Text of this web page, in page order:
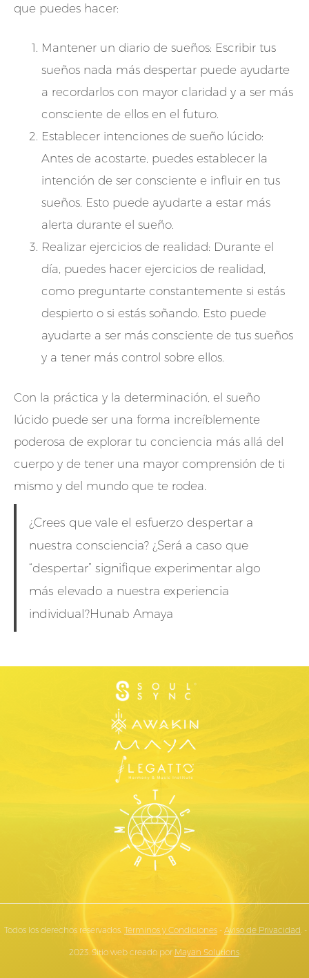
que puedes hacer:
Mantener un diario de sueños: Escribir tus
sueños nada más despertar puede ayudarte
a recordarlos con mayor claridad y a ser más
consciente de ellos en el futuro.
Establecer intenciones de sueño lúcido:
Antes de acostarte, puedes establecer la
intención de ser consciente e influir en tus
sueños. Esto puede ayudarte a estar más
alerta durante el sueño.
Realizar ejercicios de realidad: Durante el
día, puedes hacer ejercicios de realidad,
como preguntarte constantemente si estás
despierto o si estás soñando. Esto puede
ayudarte a ser más consciente de tus sueños
y a tener más control sobre ellos.
Con la práctica y la determinación, el sueño
lúcido puede ser una forma increíblemente
poderosa de explorar tu conciencia más allá del
cuerpo y de tener una mayor comprensión de ti
mismo y del mundo que te rodea.
¿Crees que vale el esfuerzo despertar a
nuestra consciencia? ¿Será a caso que
“despertar” signifique experimentar algo
más elevado a nuestra experiencia
individual?Hunab Amaya
Todos los derechos reservados. Términos y Condiciones - Aviso de Privacidad . -
2023. Sitio web creado por Mayan Solutions.